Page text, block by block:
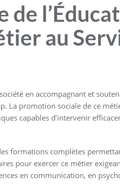
de
au
en accompagnant et
La promotion sociale de ce
capables d’intervenir
formations complètes
pour exercer ce métier
en communication, en